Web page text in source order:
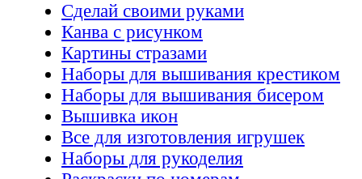
Сделай своими руками
Канва с рисунком
Картины стразами
Наборы для вышивания крестиком
Наборы для вышивания бисером
Вышивка икон
Все для изготовления игрушек
Наборы для рукоделия